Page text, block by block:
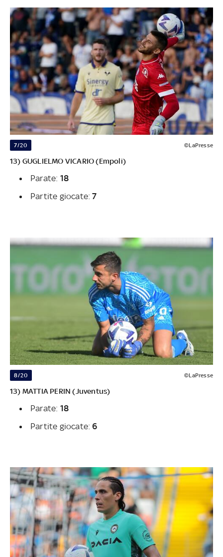
7/20 ©LaPresse
13) GUGLIELMO VICARIO (Empoli)
Parate: 18
Partite giocate:7
8/20 ©LaPresse
13) MATTIA PERIN (Juventus)
Parate: 18
Partite giocate:6